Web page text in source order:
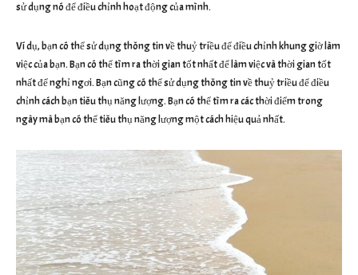
sử dụng nó để điều chỉnh hoạt động của mình.
Ví dụ, bạn có thể sử dụng thông tin về thuỷ triều để điều chỉnh khung giờ làm
việc của bạn. Bạn có thể tìm ra thời gian tốt nhất để làm việc và thời gian tốt
nhất để nghỉ ngơi. Bạn cũng có thể sử dụng thông tin về thuỷ triều để điều
chỉnh cách bạn tiêu thụ năng lượng. Bạn có thể tìm ra các thời điểm trong
ngày mà bạn có thể tiêu thụ năng lượng một cách hiệu quả nhất.